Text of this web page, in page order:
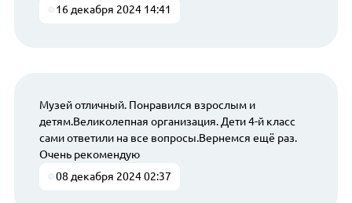
16 декабря 2024 14:41
Музей отличный. Понравился взрослым и
детям.Великолепная организация. Дети 4-й класс
сами ответили на все вопросы.Вернемся ещё раз.
Очень рекомендую
08 декабря 2024 02:37